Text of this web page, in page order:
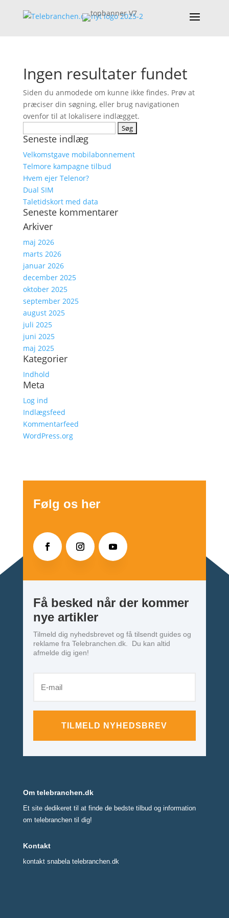
Ingen resultater fundet
Siden du anmodede om kunne ikke findes. Prøv at
præciser din søgning, eller brug navigationen
ovenfor til at lokalisere indlægget.
efter:
Seneste indlæg
Velkomstgave mobilabonnement
Telmore kampagne tilbud
Hvem ejer Telenor?
Dual SIM
Taletidskort med data
Seneste kommentarer
Arkiver
maj 2026
marts 2026
januar 2026
december 2025
oktober 2025
september 2025
august 2025
juli 2025
juni 2025
maj 2025
Kategorier
Indhold
Meta
Log ind
Indlægsfeed
Kommentarfeed
WordPress.org
Følg os her
Få besked når der kommer
nye artikler
Tilmeld dig nyhedsbrevet og få tilsendt guides og
reklame fra Telebranchen.dk. Du kan altid
afmelde dig igen!
TILMELD NYHEDSBREV
Om telebranchen.dk
Et site dedikeret til at finde de bedste tilbud og information
om telebranchen til dig!
Kontakt
kontakt snabela telebranchen.dk